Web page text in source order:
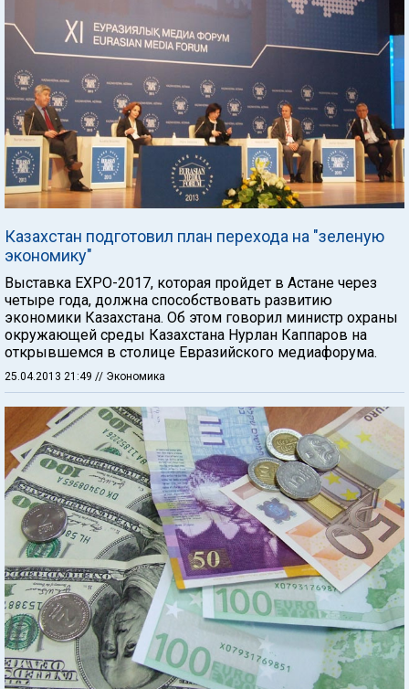
Казахстан подготовил план перехода на "зеленую
экономику"
Выставка EXPO-2017, которая пройдет в Астане через
четыре года, должна способствовать развитию
экономики Казахстана. Об этом говорил министр охраны
окружающей среды Казахстана Нурлан Каппаров на
открывшемся в столице Евразийского медиафорума.
25.04.2013 21:49 // Экономика